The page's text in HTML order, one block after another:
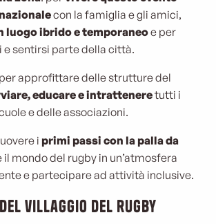
con la famiglia e gli amici,
luogo ibrido e temporaneoe per
e sentirsi parte della città.
approfittare delle strutture del
educare e intratteneretutti i
e delle associazioni.
i primi passi con la palla da
il mondo del rugby in un’atmosfera
e partecipare ad attività inclusive.
del villaggio del rugby